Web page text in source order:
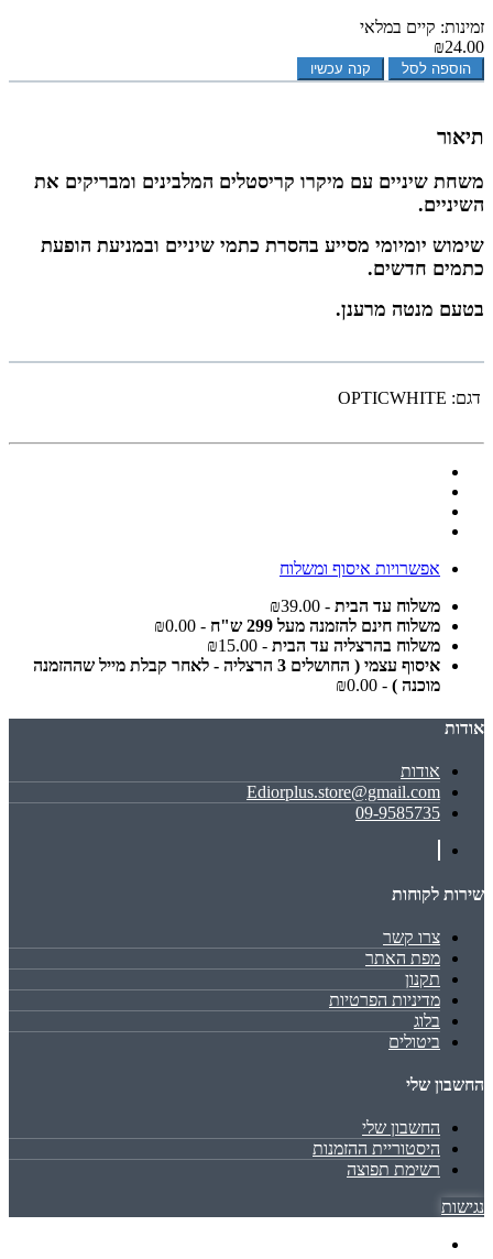
זמינות: קיים במלאי
₪24.00
הוספה לסל קנה עכשיו
תיאור
משחת שיניים עם מיקרו קריסטלים המלבינים ומבריקים את
השיניים.
שימוש יומיומי מסייע בהסרת כתמי שיניים ובמניעת הופעת
כתמים חדשים.
בטעם מנטה מרענן.
דגם: OPTICWHITE
אפשרויות איסוף ומשלוח
משלוח עד הבית - ₪39.00
משלוח חינם להזמנה מעל 299 ש"ח
- ₪0.00
משלוח בהרצליה עד הבית - ₪15.00
איסוף עצמי ( החושלים 3 הרצליה - לאחר קבלת מייל שההזמנה
מוכנה ) - ₪0.00
אודות
אודות
Ediorplus.store@gmail.com
09-9585735
שירות לקוחות
צרו קשר
מפת האתר
תקנון
מדיניות הפרטיות
בלוג
ביטולים
החשבון שלי
החשבון שלי
היסטוריית ההזמנות
רשימת תפוצה
נגישות